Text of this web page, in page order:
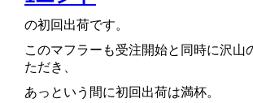
の初回出荷です。
このマフラーも受注開始と同時に沢山
ただき、
あっという間に初回出荷は満杯。